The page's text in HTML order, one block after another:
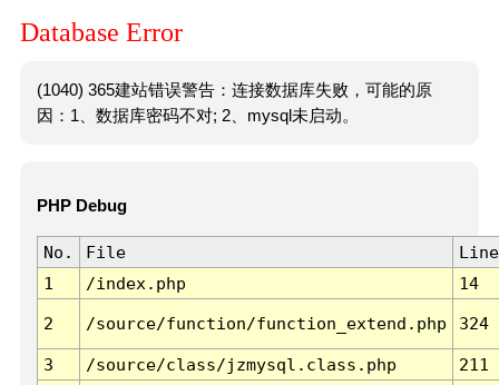
Database Error
(1040) 365建站错误警告：连接数据库失败，可能的原
因：1、数据库密码不对; 2、mysql未启动。
PHP Debug
No. File
Line
1
/index.php 14
2 /source/function/function_extend.php 324
3 /source/class/jzmysql.class.php
211